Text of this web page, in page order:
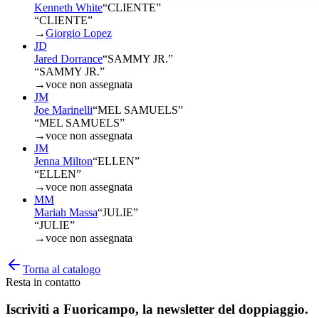
Kenneth White“CLIENTE”
“CLIENTE”
→Giorgio Lopez
JD
Jared Dorrance“SAMMY JR.”
“SAMMY JR.”
→voce non assegnata
JM
Joe Marinelli“MEL SAMUELS”
“MEL SAMUELS”
→voce non assegnata
JM
Jenna Milton“ELLEN”
“ELLEN”
→voce non assegnata
MM
Mariah Massa“JULIE”
“JULIE”
→voce non assegnata
Torna al catalogo
Resta in contatto
Iscriviti a Fuoricampo, la newsletter del doppiaggio.